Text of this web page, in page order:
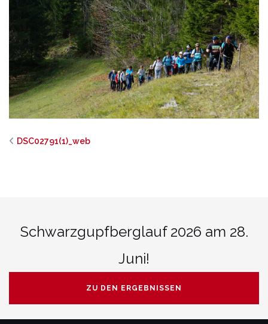
DSC02791(1)_web
Schwarzgupfberglauf 2026 am 28.
Juni!
ZU DEN ERGEBNISSEN